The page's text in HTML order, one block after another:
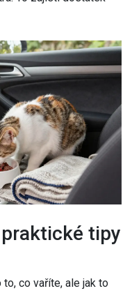
tipy
co vaříte, ale jak to